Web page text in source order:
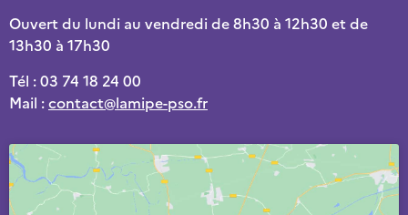
Ouvert du lundi au vendredi de 8h30 à 12h30 et de
13h30 à 17h30
Tél : 03 74 18 24 00
Mail :contact@lamipe-pso.fr